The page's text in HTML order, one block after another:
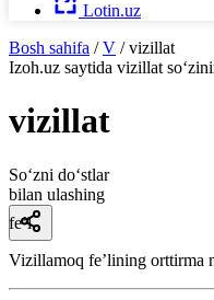
Lotin.uz
Bosh sahifa / V / vizillat
Izoh.uz saytida vizillat
vizillat
So‘zni do‘stlar
bilan ulashing
fe’l
Vizillamoq feʼlining orttirma